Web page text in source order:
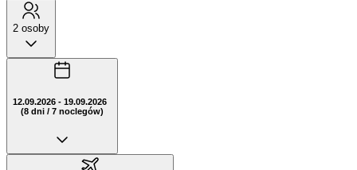
2 osoby
12.09.2026 - 19.09.2026
(8 dni / 7 noclegów)